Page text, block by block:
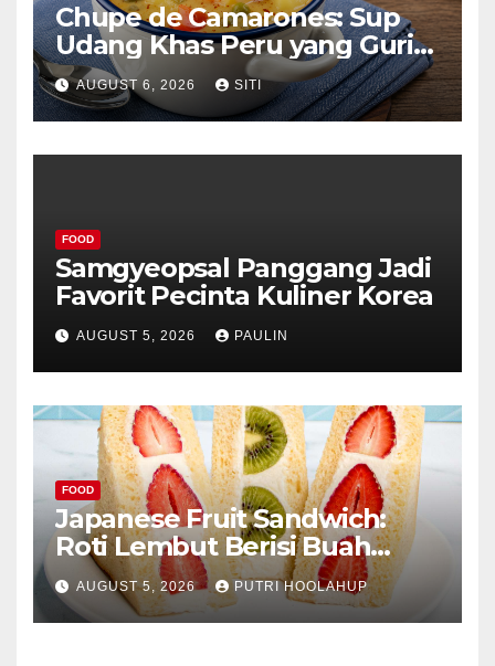
Chupe de Camarones: Sup
Udang Khas Peru yang Gurih
Lezat
AUGUST 6, 2026 SITI
FOOD
Samgyeopsal Panggang Jadi
Favorit Pecinta Kuliner Korea
AUGUST 5, 2026 PAULIN
FOOD
Japanese Fruit Sandwich:
Roti Lembut Berisi Buah
Segar yang Memikat Selera
AUGUST 5, 2026 PUTRI HOOLAHUP